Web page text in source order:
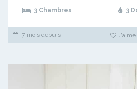
3 Chambres 3
7 mois depuis J'aime